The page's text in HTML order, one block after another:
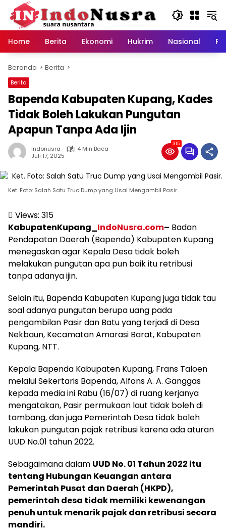
Langsung
konten
Home
Berita Ekonomi Hukrim Nasional
Beranda Berita
Berita
Bapenda Kabupaten Kupang, Kades
Tidak Boleh Lakukan Pungutan
Apapun Tanpa Ada Ijin
Indonusra
4 Min Baca
Juli 17, 2025
315
Ket. Foto: Salah Satu Truc Dump yang Usai Mengambil Pasir.
Views: 315
KabupatenKupang_IndoNusra.com– Badan
Pendapatan Daerah (Bapenda) Kabupaten Kupang
menegaskan agar Kepala Desa tidak boleh
melakukan pungutan apa pun baik itu retribusi
tanpa adanya ijin.
Selain itu, Bapenda Kabupaten Kupang juga tidak tau
soal adanya pungutan berupa uang pada
pengambilan Pasir dan Batu yang terjadi di Desa
Nekbaun, Kecamatan Amarasi Barat, Kabupaten
Kupang, NTT.
Kepala Bapenda Kabupaten Kupang, Frans Taloen
melalui Sekertaris Bapenda, Alfons A. A. Ganggas
kepada media ini Rabu (16/07) di ruang kerjanya
mengatakan, Pasir permukaan laut tidak boleh di
tambang, dan juga Pemerintah Desa tidak boleh
lakukan pungutan pajak retribusi karena ada aturan
UUD No.01 tahun 2022.
Sebagaimana dalam UUD No. 01 Tahun 2022 itu
tentang Hubungan Keuangan antara
Pemerintah Pusat dan Daerah (HKPD),
pemerintah desa tidak memiliki kewenangan
penuh untuk menarik pajak dan retribusi secara
mandiri.